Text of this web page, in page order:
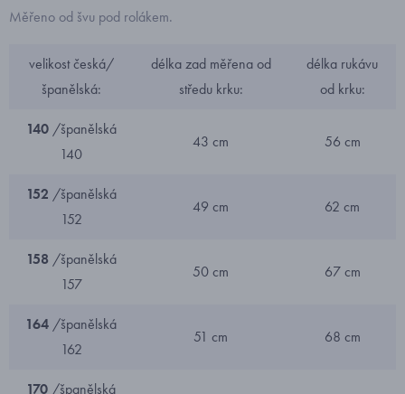
Měřeno od švu pod rolákem.
velikost česká/
španělská:
délka zad měřena od
středu krku:
délka rukávu
od krku:
140/španělská
140
43 cm 56 cm
152 /španělská
152
49 cm 62 cm
158 /španělská
157
50 cm 67 cm
164 /španělská
162
51 cm 68 cm
170 /španělská